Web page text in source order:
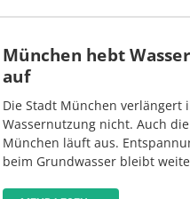
München hebt
auf
Die Stadt München
Wassernutzung nicht. Auch
München läuft aus.
beim Grundwasser bleibt